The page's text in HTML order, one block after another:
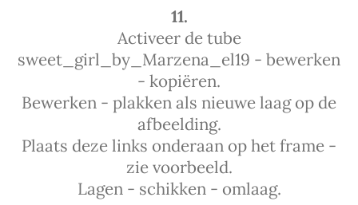
11.
Activeer de tube
sweet_girl_by_Marzena_el19 - bewerken
- kopiëren.
Bewerken - plakken als nieuwe laag op de
afbeelding.
Plaats deze links onderaan op het frame -
zie voorbeeld.
Lagen - schikken - omlaag.